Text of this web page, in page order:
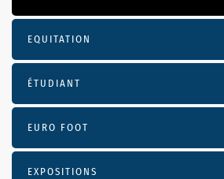
EQUITATION
ÉTUDIANT
EURO FOOT
EXPOSITIONS